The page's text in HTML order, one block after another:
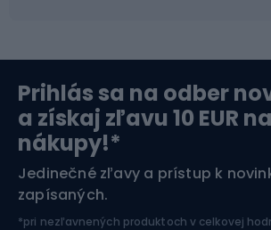
Orientačný beh
Lyžovanie
Športová elektronika
Jazdectvo
Prihlás sa na odber
a získaj zľavu 10 EUR
nákupy!*
Jedinečné zľavy a prístup k
zapísaných.
*pri nezľavnených produktoch v celkovej